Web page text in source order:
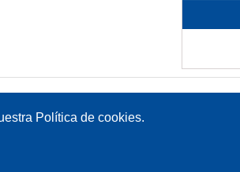
Código Postal 17211991 /
Teléfono: 593-2-299-2001
Política de cookies.